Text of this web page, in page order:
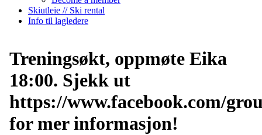
Skiutleie // Ski rental
Info til lagledere
Treningsøkt, oppmøte Eika
18:00. Sjekk ut
https://www.facebook.com/
for mer informasjon!